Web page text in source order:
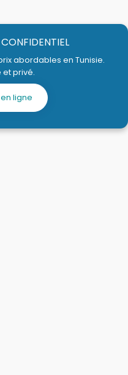
abordables en Tunisie.
et privé.
ligne